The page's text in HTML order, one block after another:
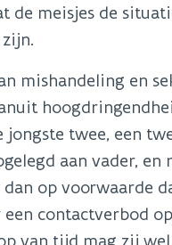
de meisjes de
mishandeling en
twee, een
aan vader, en
op voorwaarde
contactverbod
van tijd mag zij